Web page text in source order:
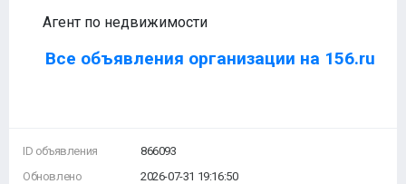
Агент по недвижимости
Все объявления организации на 156.ru
ID объявления
Обновлено
866093
2026-07-31 19:16:50